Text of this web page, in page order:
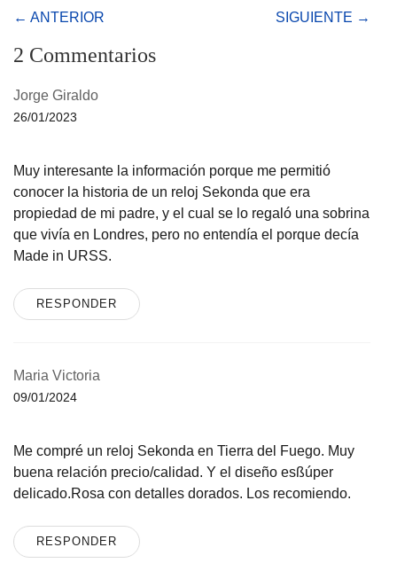
← ANTERIOR SIGUIENTE →
2 Commentarios
Jorge Giraldo
26/01/2023
Muy interesante la información porque me permitió
conocer la historia de un reloj Sekonda que era
propiedad de mi padre, y el cual se lo regaló una sobrina
que vivía en Londres, pero no entendía el porque decía
Made in URSS.
RESPONDER
Maria Victoria
09/01/2024
Me compré un reloj Sekonda en Tierra del Fuego. Muy
buena relación precio/calidad. Y el diseño esßúper
delicado.Rosa con detalles dorados. Los recomiendo.
RESPONDER